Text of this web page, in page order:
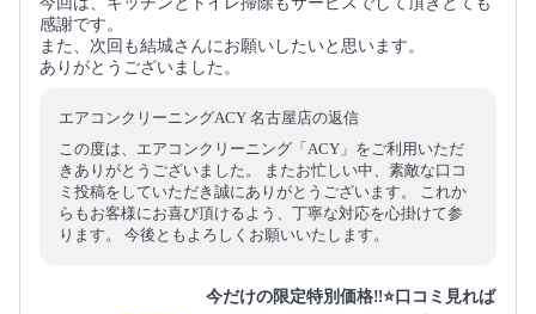
感謝です。
また、次回も結城さんにお願いしたいと思います。
ありがとうございました。
エアコンクリーニングACY 名古屋店の返信
この度は、エアコンクリーニング「ACY」をご利用いただ
きありがとうございました。 またお忙しい中、素敵な口コ
ミ投稿をしていただき誠にありがとうございます。 これか
らもお客様にお喜び頂けるよう、丁寧な対応を心掛けて参
ります。 今後ともよろしくお願いいたします。
今だけの限定特別価格‼️⭐口コミ見れば